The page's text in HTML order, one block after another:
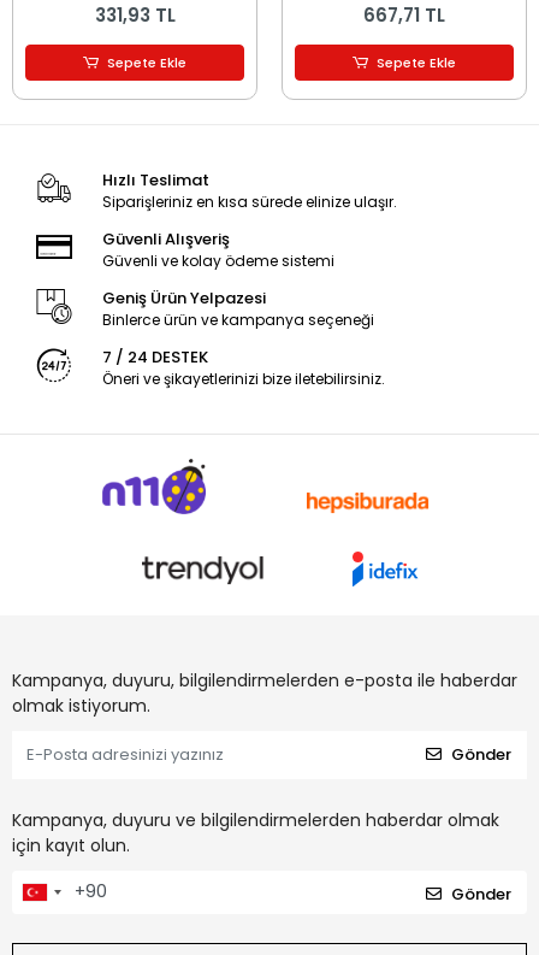
Karışık Renk
331,93 TL
Sepete Ekle
Işıklı
667,71 TL
Sepete Ekle
Hızlı Teslimat
Siparişleriniz en kısa sürede elinize ulaşır.
Güvenli Alışveriş
Güvenli ve kolay ödeme sistemi
Geniş Ürün Yelpazesi
Binlerce ürün ve kampanya seçeneği
7 / 24 DESTEK
Öneri ve şikayetlerinizi bize iletebilirsiniz.
Kampanya, duyuru, bilgilendirmelerden e-posta ile haberdar
olmak istiyorum.
Gönder
Kampanya, duyuru ve bilgilendirmelerden haberdar olmak
için kayıt olun.
Gönder